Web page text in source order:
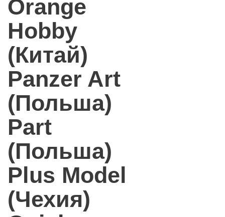
Orange
Hobby
(Китай)
Panzer Art
(Польша)
Part
(Польша)
Plus Model
(Чехия)